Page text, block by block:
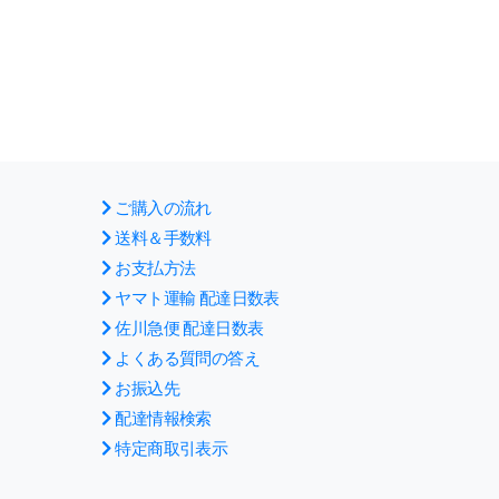
ご購入の流れ
送料＆手数料
お支払方法
ヤマト運輸 配達日数表
佐川急便 配達日数表
よくある質問の答え
お振込先
配達情報検索
特定商取引表示